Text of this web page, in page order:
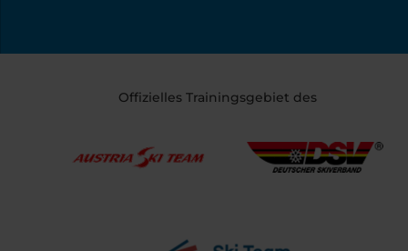
Offizielles Trainingsgebiet des